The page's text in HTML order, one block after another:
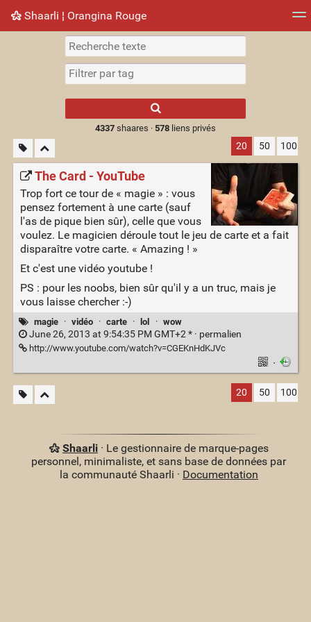
Shaarli ¦ Orangina Rouge
Nuage de tags Mur d'images
results.
4337shaares · 578liens privés
20 50 100
The Card - YouTube
Trop fort ce tour de « magie » : vous
pensez fortement à une carte (sauf
l'as de pique bien sûr), celle que vous
voulez. Le magicien déroule tout le jeu de carte et a fait
disparaître votre carte. « Amazing ! »
Et c'est une vidéo youtube !
PS : pour les noobs, bien sûr qu'il y a un truc, mais je
vous laisse chercher :-)
magie · vidéo · carte · lol · wow
June 26, 2013 at 9:54:35 PM GMT+2 * · permalien
http://www.youtube.com/watch?v=CGEKnHdKJVc
·
20 50 100
Shaarli· Le gestionnaire de marque-pages
personnel, minimaliste, et sans base de données par
la communauté Shaarli · Documentation